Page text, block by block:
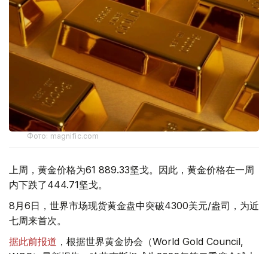
Фото: magnific.com
上周，黄金价格为61 889.33坚戈。因此，黄金价格在一周
内下跌了444.71坚戈。
8月6日，世界市场现货黄金盘中突破4300美元/盎司，为近
七周来首次。
据此前报道 ，根据世界黄金协会（World Gold Council,